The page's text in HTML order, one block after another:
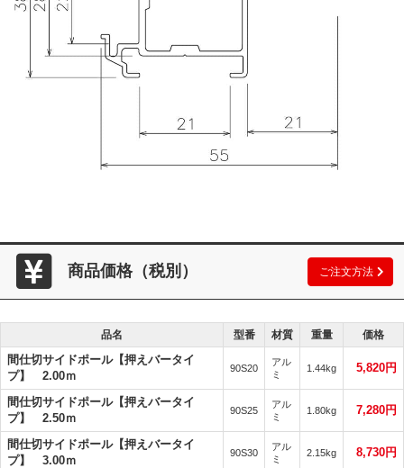
商品価格（税別） ご注文方法
品名 型番 材質 重量 価格
間仕切サイドポール【押えバータイ
プ】 2.00ｍ
90S20
アル
ミ
1.44kg 5,820円
間仕切サイドポール【押えバータイ
プ】 2.50ｍ
90S25
アル
ミ
1.80kg 7,280円
間仕切サイドポール【押えバータイ
プ】 3.00ｍ
90S30
アル
ミ
2.15kg 8,730円